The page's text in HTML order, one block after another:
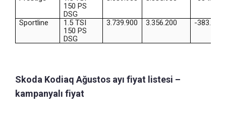
150 PS
DSG
Sportline
1.5 TSI
150 PS
DSG
3.739.900 3.356.200 -383.700
Skoda Kodiaq Ağustos ayı fiyat listesi –
kampanyalı fiyat